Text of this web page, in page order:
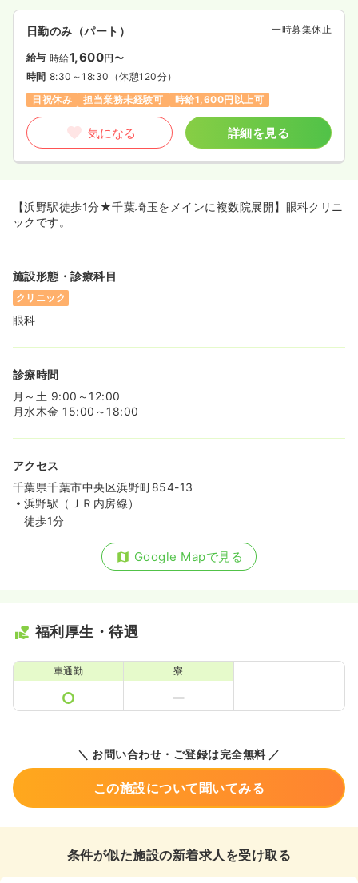
日勤のみ（パート） 一時募集休止
給与 時給1,600円〜
時間 8:30～18:30 （休憩120分）
日祝休み
担当業務未経験可 時給1,600円以上可
気になる 詳細を見る
【浜野駅徒歩1分★千葉埼玉をメインに複数院展開】眼科クリニ
ックです。
施設形態・診療科目
クリニック
眼科
診療時間
月～土 9:00～12:00
月水木金 15:00～18:00
アクセス
千葉県千葉市中央区浜野町854-13
浜野駅（ＪＲ内房線）
徒歩1分
Google Mapで見る
福利厚生・待遇
車通勤 寮
＼ お問い合わせ・ご登録は完全無料 ／
この施設について聞いてみる
条件が似た施設の新着求人を受け取る